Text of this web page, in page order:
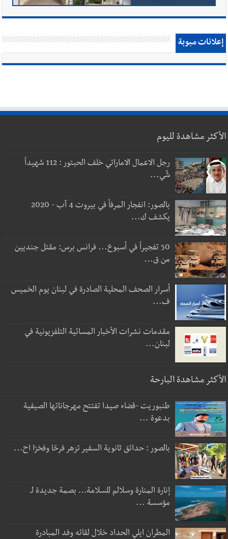
إعلانات مبوبة
الأكثر مشاهدة لليوم
رجل الاعمال الاماراتي خلف الحبتور : 112 شهيداً
شُي...
بالصور: انفجار المرفأ في بيروت 4 آب - 2020
يكشف ك...
50 تفجيراً في أسبوع... فرانس برس: مقتل جنديين
من ق...
أسرار الصحف المحلية الصادرة في لبنان يوم الخميس
ف...
مقدمات نشرات الأخبار المسائية التلفزيونية في
لبنان...
الأكثر مشاهدة البارحة
طنبوريت -قضاء صيدا تفتتح مهرجاناتها الصيفية
بدعوة ...
بالصور : حدائق ثانوية السفير تزهر فرحًا وفخرًا اح...
إنارة المنارة وسلالم للسلامة… بصمة جديدة لـ
مؤسسة ...
المطران ايلي الحداد خلال لقائه وفد المبادرة